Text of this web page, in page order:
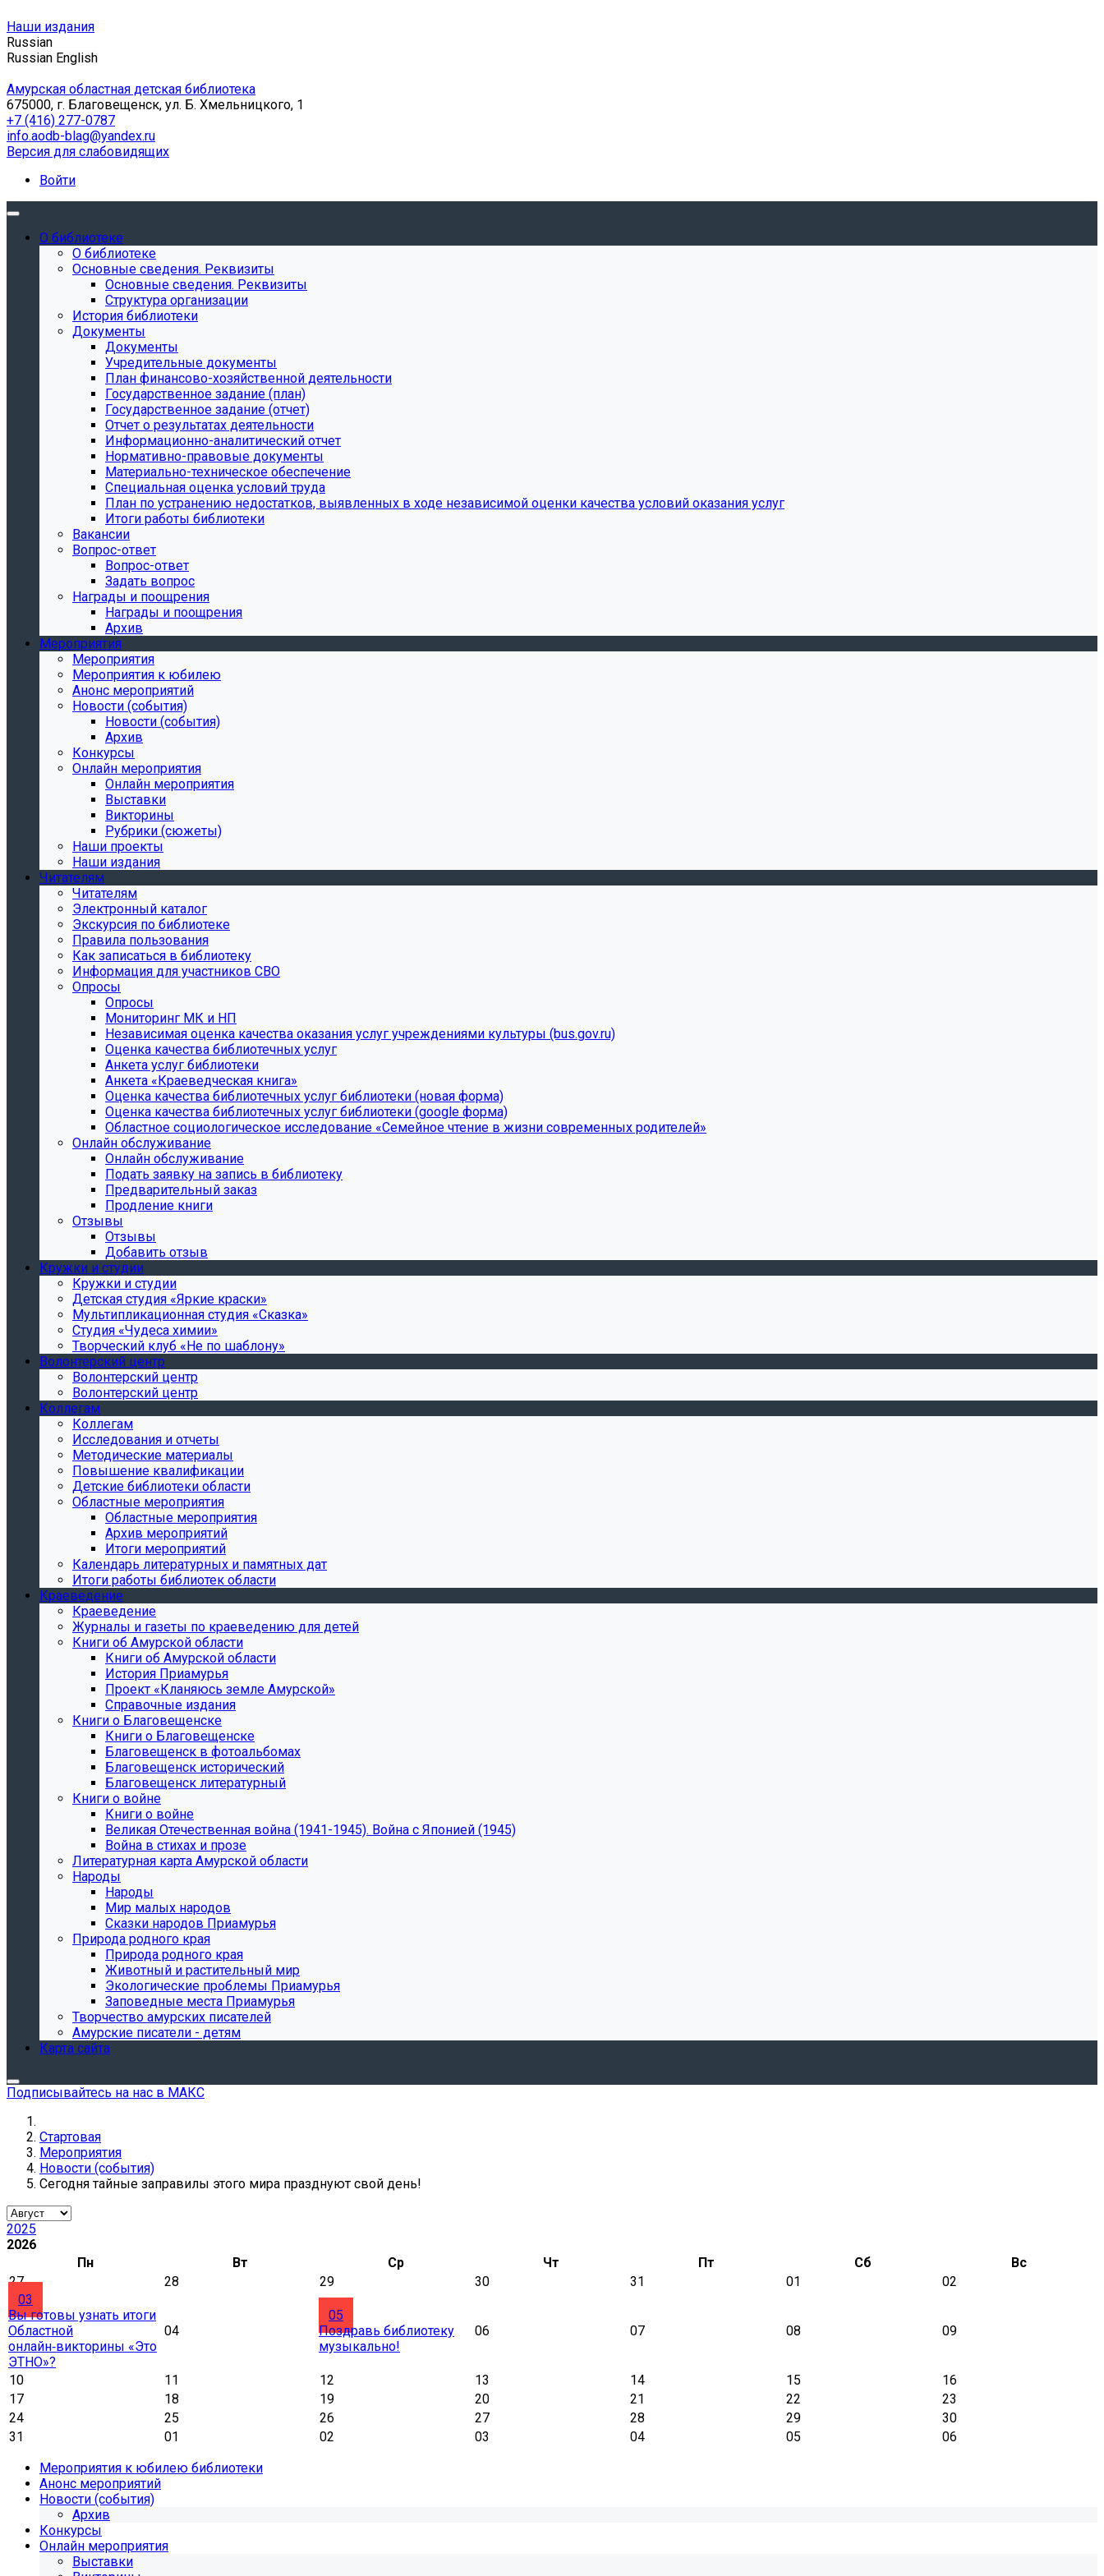
Наши издания
Russian
Russian English
Амурская областная детская библиотека
675000, г. Благовещенск, ул. Б. Хмельницкого, 1
+7 (416) 277-0787
info.aodb-blag@yandex.ru
Версия для слабовидящих
Войти
О библиотеке
О библиотеке
Основные сведения. Реквизиты
Основные сведения. Реквизиты
Структура организации
История библиотеки
Документы
Документы
Учредительные документы
План финансово-хозяйственной деятельности
Государственное задание (план)
Государственное задание (отчет)
Отчет о результатах деятельности
Информационно-аналитический отчет
Нормативно-правовые документы
Материально-техническое обеспечение
Специальная оценка условий труда
План по устранению недостатков, выявленных в ходе независимой оценки качества условий оказания услуг
Итоги работы библиотеки
Вакансии
Вопрос-ответ
Вопрос-ответ
Задать вопрос
Награды и поощрения
Награды и поощрения
Архив
Мероприятия
Мероприятия
Мероприятия к юбилею
Анонс мероприятий
Новости (события)
Новости (события)
Архив
Конкурсы
Онлайн мероприятия
Онлайн мероприятия
Выставки
Викторины
Рубрики (сюжеты)
Наши проекты
Наши издания
Читателям
Читателям
Электронный каталог
Экскурсия по библиотеке
Правила пользования
Как записаться в библиотеку
Информация для участников СВО
Опросы
Опросы
Мониторинг МК и НП
Независимая оценка качества оказания услуг учреждениями культуры (bus.gov.ru)
Оценка качества библиотечных услуг
Анкета услуг библиотеки
Анкета «Краеведческая книга»
Oценка качества библиотечных услуг библиотеки (новая форма)
Oценка качества библиотечных услуг библиотеки (google форма)
Областное социологическое исследование «Семейное чтение в жизни современных родителей»
Онлайн обслуживание
Онлайн обслуживание
Подать заявку на запись в библиотеку
Предварительный заказ
Продление книги
Отзывы
Отзывы
Добавить отзыв
Кружки и студии
Кружки и студии
Детская студия «Яркие краски»
Мультипликационная студия «Сказка»
Студия «Чудеса химии»
Творческий клуб «Не по шаблону»
Волонтерский центр
Волонтерский центр
Волонтерский центр
Коллегам
Коллегам
Исследования и отчеты
Методические материалы
Повышение квалификации
Детские библиотеки области
Областные мероприятия
Областные мероприятия
Архив мероприятий
Итоги мероприятий
Календарь литературных и памятных дат
Итоги работы библиотек области
Краеведение
Краеведение
Журналы и газеты по краеведению для детей
Книги об Амурской области
Книги об Амурской области
История Приамурья
Проект «Кланяюсь земле Амурской»
Справочные издания
Книги о Благовещенске
Книги о Благовещенске
Благовещенск в фотоальбомах
Благовещенск исторический
Благовещенск литературный
Книги о войне
Книги о войне
Великая Отечественная война (1941-1945). Война с Японией (1945)
Война в стихах и прозе
Литературная карта Амурской области
Народы
Народы
Мир малых народов
Сказки народов Приамурья
Природа родного края
Природа родного края
Животный и растительный мир
Экологические проблемы Приамурья
Заповедные места Приамурья
Творчество амурских писателей
Амурские писатели - детям
Карта сайта
Подписывайтесь на нас в МАКС
Стартовая
Мероприятия
Новости (события)
Сегодня тайные заправилы этого мира празднуют свой день!
2025
2026
Пн
Вт Ср Чт Пт Сб
Вс
27
28 29 30 31 01
02
03
Вы готовы узнать итоги
Областной
онлайн‑викторины «Это
ЭТНО»?
04
05
Поздравь библиотеку
музыкально!
06 07 08 09
10 11 12 13 14 15
16
17
18 19 20 21 22
23
24
25 26 27 28 29
30
31
01 02 03 04 05
06
Мероприятия к юбилею библиотеки
Анонс мероприятий
Новости (события)
Архив
Конкурсы
Онлайн мероприятия
Выставки